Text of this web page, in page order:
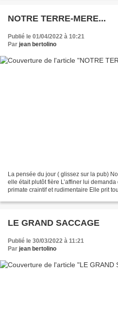
NOTRE TERRE-MERE...
Publié le 01/04/2022 à 10:21
Par jean bertolino
La pensée du jour ( glissez sur la pub)
elle était plutôt fière L’affiner lui
primate craintif et rudimentaire Elle prit
LE GRAND SACCAGE
Publié le 30/03/2022 à 11:21
Par jean bertolino